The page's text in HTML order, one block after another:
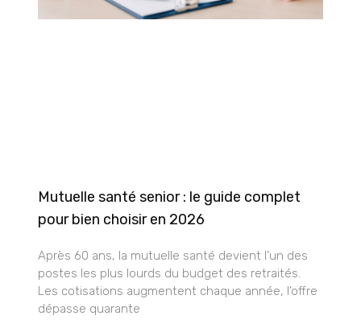
Mutuelle santé senior : le guide complet
pour bien choisir en 2026
Après 60 ans, la mutuelle santé devient l’un des
postes les plus lourds du budget des retraités.
Les cotisations augmentent chaque année, l’offre
dépasse quarante